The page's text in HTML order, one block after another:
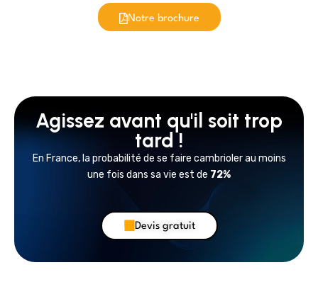
Notre brochure
Agissez avant qu'il soit trop
tard !
En France, la probabilité de se faire cambrioler au moins
une fois dans sa vie est de 72%
Devis gratuit